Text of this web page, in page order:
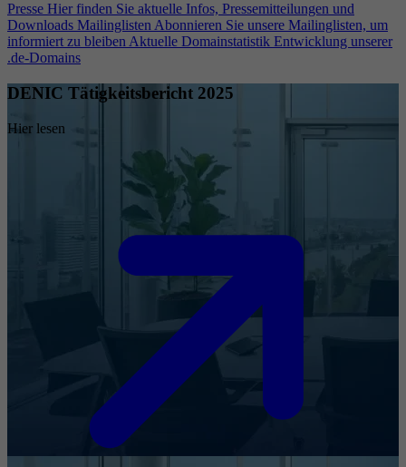
Presse Hier finden Sie aktuelle Infos, Pressemitteilungen und
Downloads Mailinglisten Abonnieren Sie unsere Mailinglisten, um
informiert zu bleiben Aktuelle Domainstatistik Entwicklung unserer
.de-Domains
DENIC Tätigkeitsbericht 2025
Hier lesen